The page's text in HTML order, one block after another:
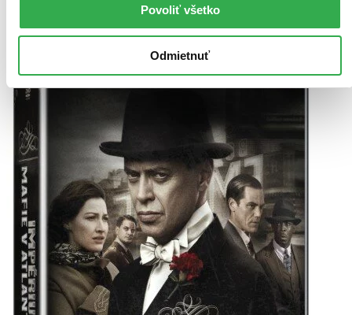
Povoliť všetko
Odmietnuť
Vložiť do košíka